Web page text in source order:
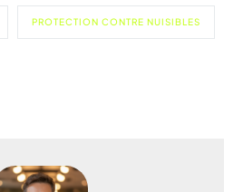
PROTECTION CONTRE NUISIBLES